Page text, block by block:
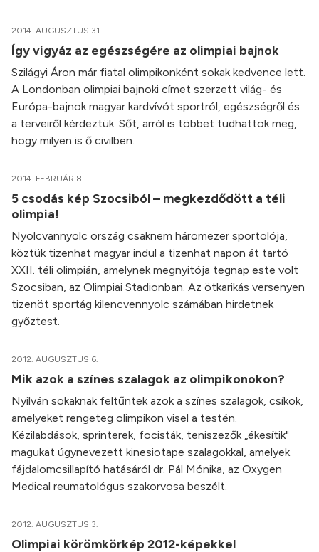
2014. AUGUSZTUS 31.
Így vigyáz az egészségére az olimpiai bajnok
Szilágyi Áron már fiatal olimpikonként sokak kedvence lett.
A Londonban olimpiai bajnoki címet szerzett világ- és
Európa-bajnok magyar kardvívót sportról, egészségről és
a terveiről kérdeztük. Sőt, arról is többet tudhattok meg,
hogy milyen is ő civilben.
2014. FEBRUÁR 8.
5 csodás kép Szocsiból – megkezdődött a téli
olimpia!
Nyolcvannyolc ország csaknem háromezer sportolója,
köztük tizenhat magyar indul a tizenhat napon át tartó
XXII. téli olimpián, amelynek megnyitója tegnap este volt
Szocsiban, az Olimpiai Stadionban. Az ötkarikás versenyen
tizenöt sportág kilencvennyolc számában hirdetnek
győztest.
2012. AUGUSZTUS 6.
Mik azok a színes szalagok az olimpikonokon?
Nyilván sokaknak feltűntek azok a színes szalagok, csíkok,
amelyeket rengeteg olimpikon visel a testén.
Kézilabdások, sprinterek, focisták, teniszezők „ékesítik"
magukat úgynevezett kinesiotape szalagokkal, amelyek
fájdalomcsillapító hatásáról dr. Pál Mónika, az Oxygen
Medical reumatológus szakorvosa beszélt.
2012. AUGUSZTUS 3.
Olimpiai körömkörkép 2012-képekkel